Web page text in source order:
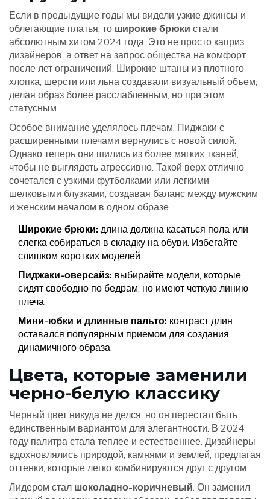
Если в предыдущие годы мы видели узкие джинсы и
облегающие платья, то широкие брюки стали
абсолютным хитом 2024 года. Это не просто каприз
дизайнеров, а ответ на запрос общества на комфорт
после лет ограничений. Широкие штаны из плотного
хлопка, шерсти или льна создавали визуальный объем,
делая образ более расслабленным, но при этом
статусным.
Особое внимание уделялось плечам. Пиджаки с
расширенными плечами вернулись с новой силой.
Однако теперь они шились из более мягких тканей,
чтобы не выглядеть агрессивно. Такой верх отлично
сочетался с узкими футболками или легкими
шелковыми блузками, создавая баланс между мужским
и женским началом в одном образе.
Широкие брюки: длина должна касаться пола или
слегка собираться в складку на обуви. Избегайте
слишком коротких моделей.
Пиджаки-оверсайз: выбирайте модели, которые
сидят свободно по бедрам, но имеют четкую линию
плеча.
Мини-юбки и длинные пальто: контраст длин
оставался популярным приемом для создания
динамичного образа.
Цвета, которые заменили
черно-белую классику
Черный цвет никуда не делся, но он перестал быть
единственным вариантом для элегантности. В 2024
году палитра стала теплее и естественнее. Дизайнеры
вдохновлялись природой, камнями и землей, предлагая
оттенки, которые легко комбинируются друг с другом.
Лидером стал шоколадно-коричневый. Он заменил